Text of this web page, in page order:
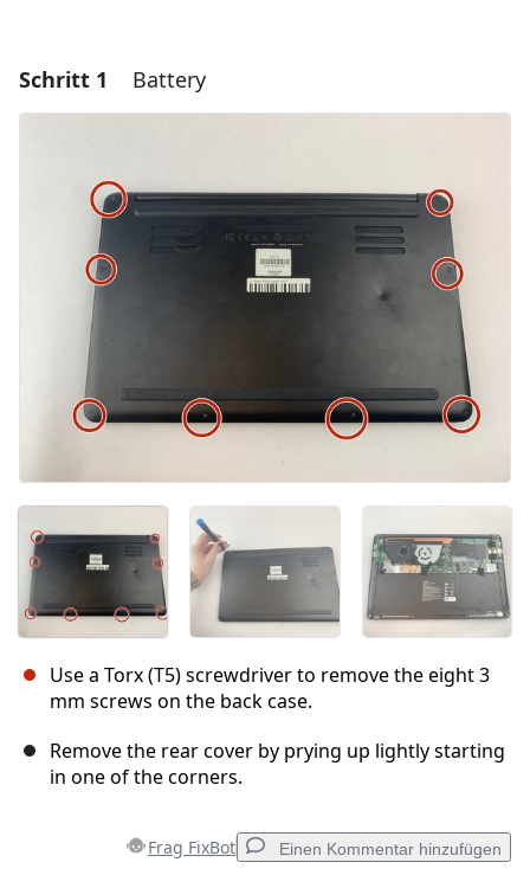
Schritt 1 Battery
Use a Torx (T5) screwdriver to remove the eight 3
mm screws on the back case.
Remove the rear cover by prying up lightly starting
in one of the corners.
Frag FixBot Einen Kommentar hinzufügen